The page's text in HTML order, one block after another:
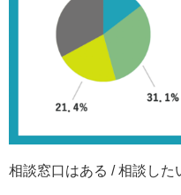
相談窓口はある / 相談した